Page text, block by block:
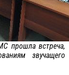
прошла встреча,
звучащего